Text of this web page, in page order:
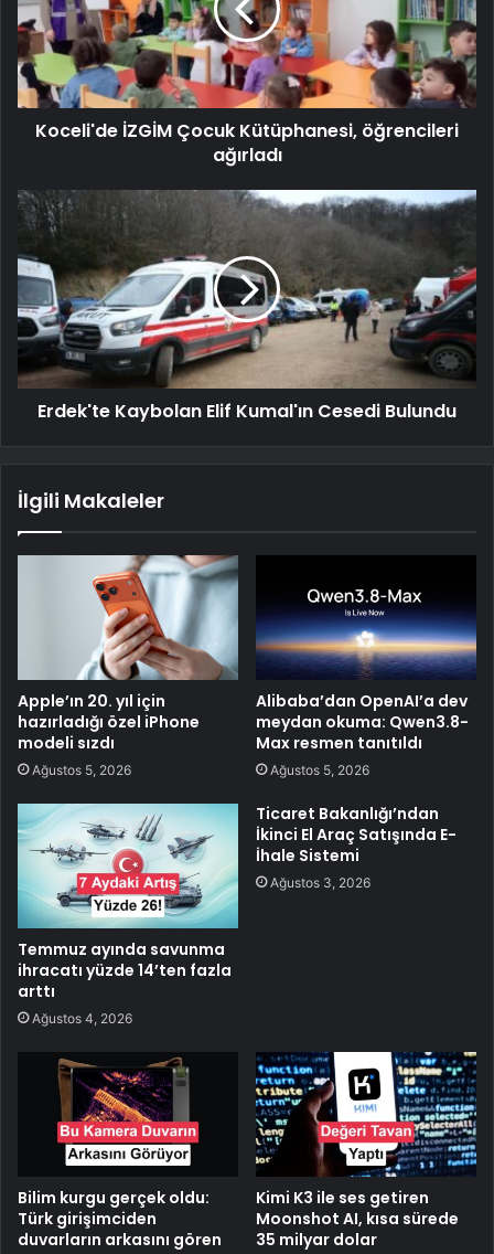
Koceli'de İZGİM Çocuk Kütüphanesi, öğrencileri
ağırladı
Erdek'te Kaybolan Elif Kumal'ın Cesedi Bulundu
İlgili Makaleler
Apple’ın 20. yıl için
hazırladığı özel iPhone
modeli sızdı
Ağustos 5, 2026
Alibaba’dan OpenAI’a dev
meydan okuma: Qwen3.8-
Max resmen tanıtıldı
Ağustos 5, 2026
Temmuz ayında savunma
ihracatı yüzde 14’ten fazla
arttı
Ağustos 4, 2026
Ticaret Bakanlığı’ndan
İkinci El Araç Satışında E-
İhale Sistemi
Ağustos 3, 2026
Bilim kurgu gerçek oldu:
Türk girişimciden
duvarların arkasını gören
Kimi K3 ile ses getiren
Moonshot AI, kısa sürede
35 milyar dolar